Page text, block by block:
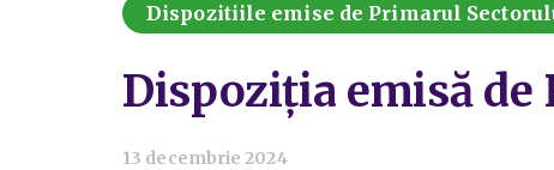
Dispozitiile emise de Primarul
Dispoziția emisă de
13 decembrie 2024